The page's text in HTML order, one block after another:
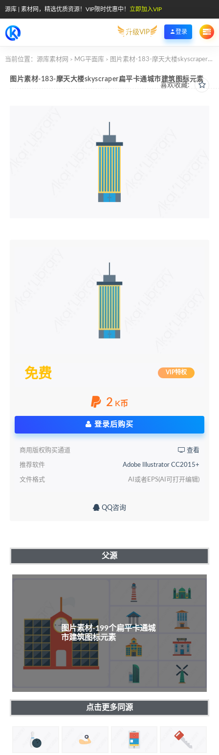
源库 | 素材网，精选优质资源！VIP限时优惠中！ 立即加入VIP
升级VIP 登录
当前位置： 源库素材网 > MG平面库 > 图片素材-183-摩天大楼skyscraper扁平卡通城市建筑图标元素
喜欢收藏:
图片素材-183-摩天大楼skyscraper扁平卡通城市建筑图标元素
免费 VIP特权
2 K币
登录后购买
商用版权购买通道 查看
推荐软件 Adobe Illustrator CC2015+
文件格式 AI或者EPS(AI可打开编辑)
QQ咨询
父源
图片素材-199个扁平卡通城
市建筑图标元素
点击更多同源